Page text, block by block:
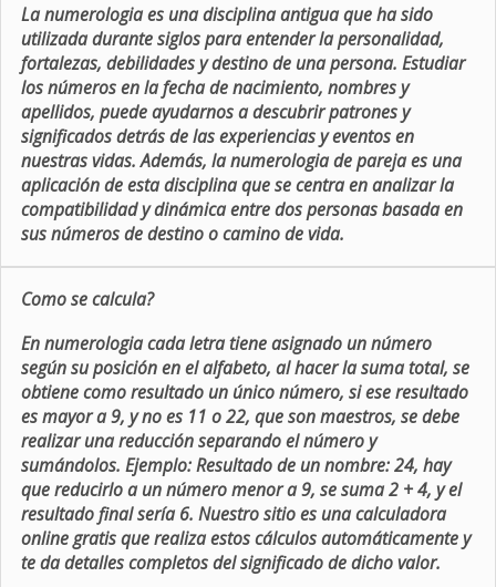
La numerologia es una disciplina antigua que ha sido
utilizada durante siglos para entender la personalidad,
fortalezas, debilidades y destino de una persona. Estudiar
los números en la fecha de nacimiento, nombres y
apellidos, puede ayudarnos a descubrir patrones y
significados detrás de las experiencias y eventos en
nuestras vidas. Además, la numerologia de pareja es una
aplicación de esta disciplina que se centra en analizar la
compatibilidad y dinámica entre dos personas basada en
sus números de destino o camino de vida.
Como se calcula?
En numerologia cada letra tiene asignado un número
según su posición en el alfabeto, al hacer la suma total, se
obtiene como resultado un único número, si ese resultado
es mayor a 9, y no es 11 o 22, que son maestros, se debe
realizar una reducción separando el número y
sumándolos. Ejemplo: Resultado de un nombre: 24, hay
que reducirlo a un número menor a 9, se suma 2 + 4, y el
resultado final sería 6. Nuestro sitio es una calculadora
online gratis que realiza estos cálculos automáticamente y
te da detalles completos del significado de dicho valor.